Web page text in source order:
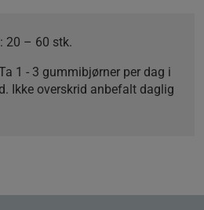
20 – 60 stk.
1 - 3 gummibjørner per dag i
Ikke overskrid anbefalt daglig